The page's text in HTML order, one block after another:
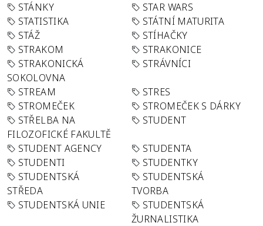
STÁNKY
STAR WARS
STATISTIKA
STÁTNÍ MATURITA
STÁŽ
STÍHAČKY
STRAKOM
STRAKONICE
STRAKONICKÁ
SOKOLOVNA
STRÁVNÍCI
STREAM
STRES
STROMEČEK
STROMEČEK S DÁRKY
STŘELBA NA
FILOZOFICKÉ FAKULTĚ
STUDENT
STUDENT AGENCY
STUDENTA
STUDENTI
STUDENTKY
STUDENTSKÁ
STŘEDA
STUDENTSKÁ
TVORBA
STUDENTSKÁ UNIE
STUDENTSKÁ
ŽURNALISTIKA